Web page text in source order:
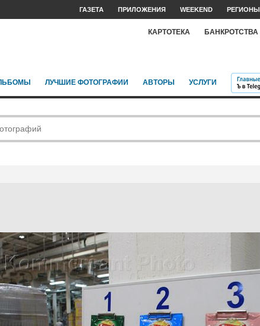
ГАЗЕТА ПРИЛОЖЕНИЯ WEEKEND РЕГИОНЫ
КАРТОТЕКА БАНКРОТСТВА
ЛУЧШИЕ ФОТОГРАФИИ АВТОРЫ УСЛУГИ